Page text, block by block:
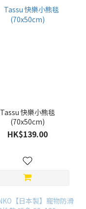
Tassu 快樂小熊毯
(70x50cm)
HK$139.00